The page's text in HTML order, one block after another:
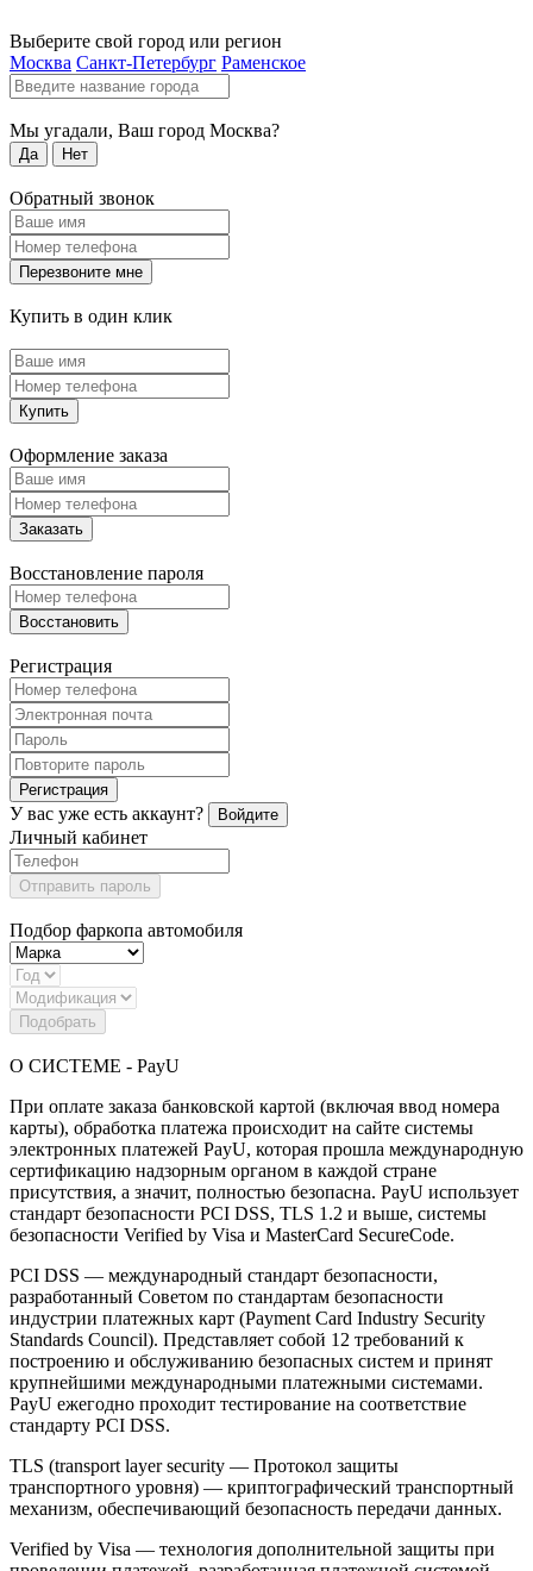
Выберите свой город или регион
Москва Санкт-Петербург Раменское
Мы угадали, Ваш город Москва?
Да Нет
Обратный звонок
Перезвоните мне
Купить в один клик
Купить
Оформление заказа
Заказать
Восстановление пароля
Восстановить
Регистрация
Регистрация
У вас уже есть аккаунт? Войдите
Личный кабинет
Отправить пароль
Подбор фаркопа автомобиля
Подобрать
О СИСТЕМЕ - PayU
При оплате заказа банковской картой (включая ввод номера
карты), обработка платежа происходит на сайте системы
электронных платежей PayU, которая прошла международную
сертификацию надзорным органом в каждой стране
присутствия, а значит, полностью безопасна. PayU использует
стандарт безопасности PCI DSS, TLS 1.2 и выше, системы
безопасности Verified by Visa и MasterCard SecureCode.
PCI DSS — международный стандарт безопасности,
разработанный Советом по стандартам безопасности
индустрии платежных карт (Payment Card Industry Security
Standards Council). Представляет собой 12 требований к
построению и обслуживанию безопасных систем и принят
крупнейшими международными платежными системами.
PayU ежегодно проходит тестирование на соответствие
стандарту PCI DSS.
TLS (transport layer security — Протокол защиты
транспортного уровня) — криптографический транспортный
механизм, обеспечивающий безопасность передачи данных.
Verified by Visa — технология дополнительной защиты при